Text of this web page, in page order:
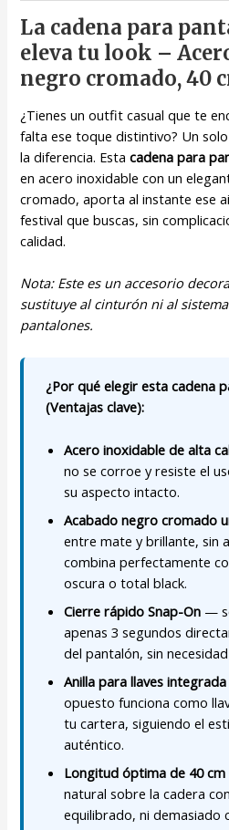
La cadena para
eleva tu look –
negro cromado, 40
¿Tienes un outfit casual que te
falta ese toque distintivo? Un
la diferencia. Estacadena para
en acero inoxidable con un
cromado, aporta al instante ese
festival que buscas, sin
calidad.
Nota: Este es un accesorio
sustituye al cinturón ni al
pantalones.
¿Por qué elegir esta cadena
(Ventajas clave):
Acero inoxidable de alta
no se corroe y resiste el
su aspecto intacto.
Acabado negro cromado
entre mate y brillante, sin
combina perfectamente
oscura o total black.
Cierre rápido Snap-On —
apenas 3 segundos
del pantalón, sin
Anilla para llaves integrada
opuesto funciona como
tu cartera, siguiendo el
auténtico.
Longitud óptima de 40 cm
natural sobre la cadera
equilibrado, ni demasiado